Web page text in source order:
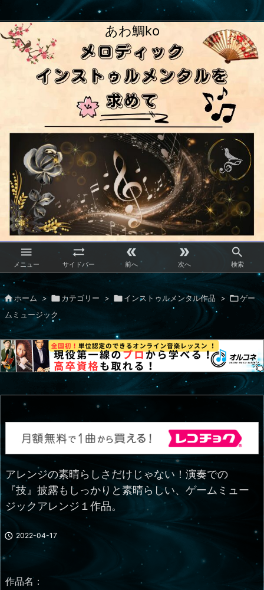
あわ鯛ko

メニュー

サイドバー

前へ

次へ

検索
ホーム > カテゴリー > インストゥルメンタル作品 > ゲー
ムミュージック
アレンジの素晴らしさだけじゃない！演奏での
『技』披露もしっかりと素晴らしい、ゲームミュー
ジックアレンジ１作品。
 2022-04-17
作品名：